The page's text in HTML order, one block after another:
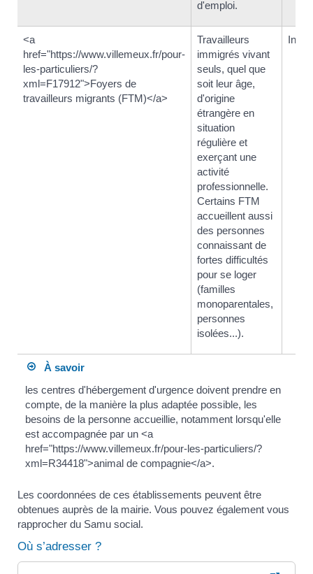
d'emploi.
<a
href="https://www.villemeux.fr/pour-
les-particuliers/?
xml=F17912">Foyers de
travailleurs migrants (FTM)</a>
Travailleurs
immigrés vivant
seuls, quel que
soit leur âge,
d'origine
étrangère en
situation
régulière et
exerçant une
activité
professionnelle.
Certains FTM
accueillent aussi
des personnes
connaissant de
fortes difficultés
pour se loger
(familles
monoparentales,
personnes
isolées...).
À savoir
les centres d'hébergement d'urgence doivent prendre en
compte, de la manière la plus adaptée possible, les
besoins de la personne accueillie, notamment lorsqu'elle
est accompagnée par un <a
href="https://www.villemeux.fr/pour-les-particuliers/?
xml=R34418">animal de compagnie</a>.
Les coordonnées de ces établissements peuvent être
obtenues auprès de la mairie. Vous pouvez également vous
rapprocher du Samu social.
Où s’adresser ?